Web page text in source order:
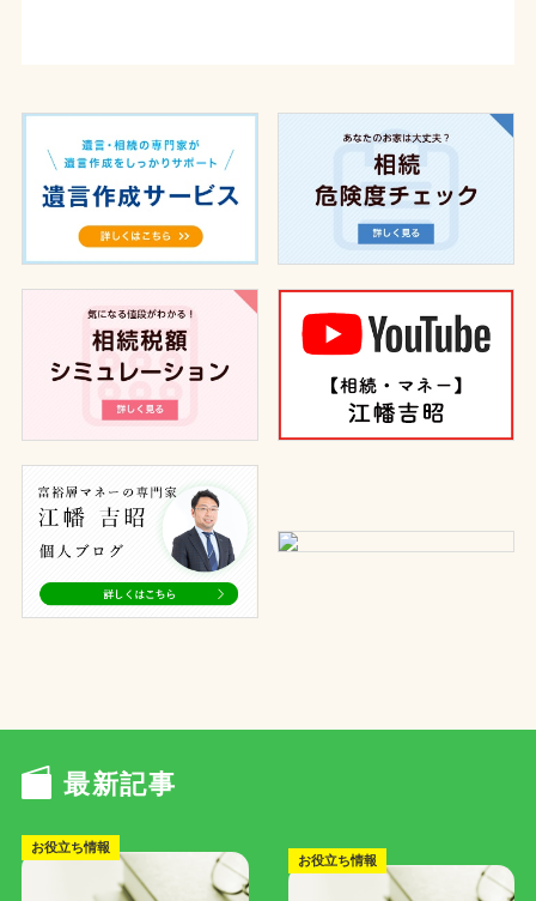
最新記事
お役立ち情報
お役立ち情報